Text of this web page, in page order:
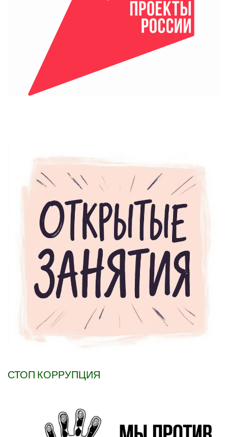
СТОП КОРРУПЦИЯ